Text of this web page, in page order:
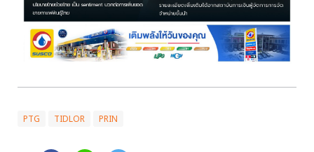
PTG TIDLOR PRIN